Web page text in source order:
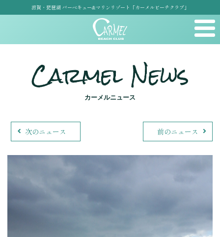
滋賀・琵琶湖 バーベキュー&マリンリゾート「カーメルビーチクラブ」
Carmel News
カーメルニュース
次のニュース 前のニュース